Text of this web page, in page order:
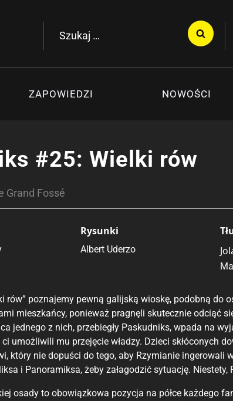
Szukaj:
ZAPOWIEDZI NOWOŚCI
#25: Wielki rów
Grand Fossé
Rysunki
Albert Uderzo
rów” poznajemy pewną galijską wioskę, podobną do
mieszkańcy, ponieważ pragnęli skutecznie odciąć
jednego z nich, przebiegły Paskudniks, wpada na
ci umożliwili mu przejęcie władzy. Dzieci skłóconych
który nie dopuści do tego, aby Rzymianie ingerowali
i Panoramiksa, żeby załagodzić sytuację.
osady to obowiązkowa pozycja na półce każdego